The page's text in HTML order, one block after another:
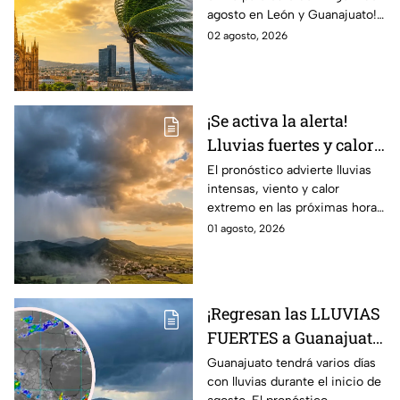
LLUVIAS FUERTES en
León, Gto., hoy 2 de
agosto en León y Guanajuato!
Desde una mañana
02 agosto, 2026
¡Se activa la alerta!
Lluvias fuertes y calor
extremo en gran parte
de México; ¿afectará a
Guanajuato?
El pronóstico advierte lluvias
intensas, viento y calor
extremo en las próximas horas
en gran parte del país.
01 agosto, 2026
¡Regresan las LLUVIAS
FUERTES a Guanajuato!
Pronostican varios
días con chubascos y
Guanajuato tendrá varios días
con lluvias durante el inicio de